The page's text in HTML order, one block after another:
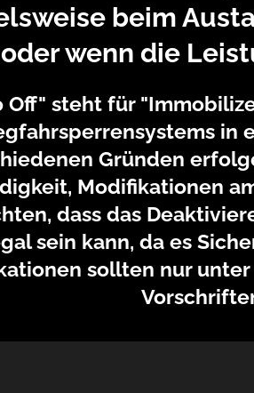
beim
oder wenn die
Off" steht für
in
Gründen
Modifikationen
dass das
sein kann, da es
sollten nur